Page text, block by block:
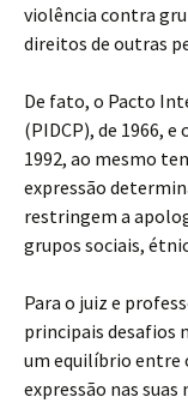
violência contra
direitos de outras
De fato, o Pacto
(PIDCP), de 1966, e
1992, ao mesmo
expressão
restringem a
grupos sociais,
Para o juiz e
principais desafios
um equilíbrio entre
expressão nas suas